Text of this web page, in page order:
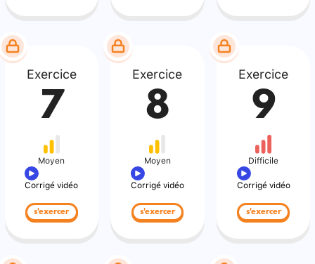
Exercice
7
Moyen
Corrigé vidéo
s'exercer
Exercice
8
Moyen
Corrigé vidéo
s'exercer
Exercice
9
Difficile
Corrigé vidéo
s'exercer